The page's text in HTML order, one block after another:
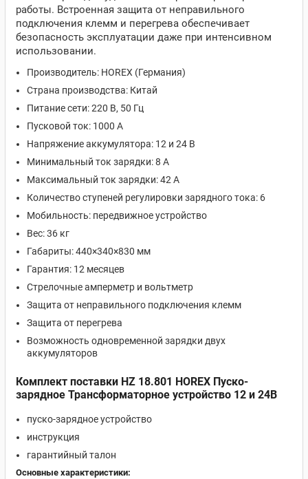
работы. Встроенная защита от неправильного
подключения клемм и перегрева обеспечивает
безопасность эксплуатации даже при интенсивном
использовании.
Производитель: HOREX (Германия)
Страна производства: Китай
Питание сети: 220 В, 50 Гц
Пусковой ток: 1000 А
Напряжение аккумулятора: 12 и 24 В
Минимальный ток зарядки: 8 А
Максимальный ток зарядки: 42 А
Количество ступеней регулировки зарядного тока: 6
Мобильность: передвижное устройство
Вес: 36 кг
Габариты: 440×340×830 мм
Гарантия: 12 месяцев
Стрелочные амперметр и вольтметр
Защита от неправильного подключения клемм
Защита от перегрева
Возможность одновременной зарядки двух
аккумуляторов
Комплект поставки HZ 18.801 HOREX Пуско-
зарядное Трансформаторное устройство 12 и 24В
пуско-зарядное устройство
инструкция
гарантийный талон
Основные характеристики: